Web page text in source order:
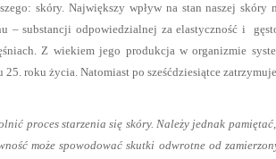
skóry. Największy wpływ na stan naszej skóry
– substancji odpowiedzialnej za elastyczność i
Z wiekiem jego produkcja w organizmie
roku życia. Natomiast po sześćdziesiątce
proces starzenia się skóry. Należy jednak
może spowodować skutki odwrotne od